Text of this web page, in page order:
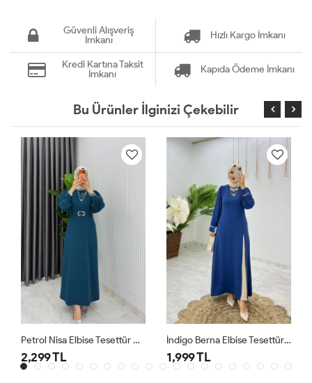
Güvenli Alışveriş
İmkanı
Hızlı Kargo İmkanı
Kredi Kartına Taksit
İmkanı
Kapıda Ödeme İmkanı
Bu Ürünler İlginizi Çekebilir
Petrol Nisa Elbise Tesettür Giyim
2,299 TL
İndigo Berna Elbise Tesettür Giyim
1,999 TL